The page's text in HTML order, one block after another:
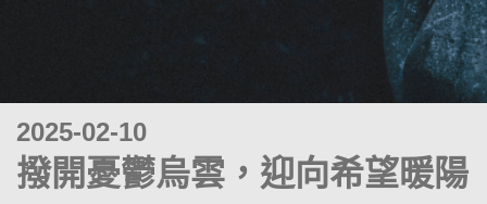
2025-02-10
撥開憂鬱烏雲，迎向希望暖陽